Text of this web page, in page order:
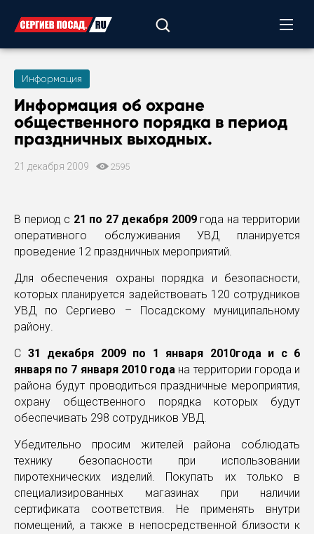
Информация
Информация об охране
общественного порядка в период
праздничных выходных.
21 декабря 2009 2595
В период с 21 по 27 декабря 2009 года на территории
оперативного обслуживания УВД планируется
проведение 12 праздничных мероприятий.
Для обеспечения охраны порядка и безопасности,
которых планируется задействовать 120 сотрудников
УВД по Сергиево – Посадскому муниципальному
району.
С 31 декабря 2009 по 1 января 2010года и с 6
января по 7 января 2010 года на территории города и
района будут проводиться праздничные мероприятия,
охрану общественного порядка которых будут
обеспечивать 298 сотрудников УВД.
Убедительно просим жителей района соблюдать
технику безопасности при использовании
пиротехнических изделий. Покупать их только в
специализированных магазинах при наличии
сертификата соответствия. Не применять внутри
помещений, а также в непосредственной близости к